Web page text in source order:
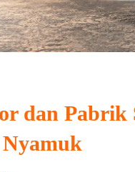
dan Pabrik
Nyamuk